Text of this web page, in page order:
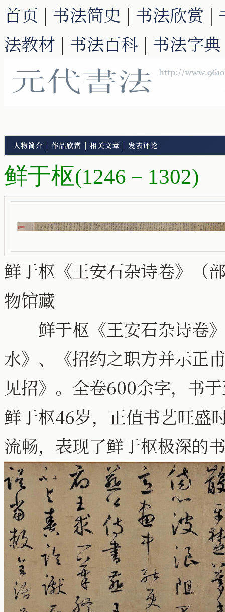
首页 | 书法简史 | 书法欣赏 |
法教材 | 书法百科 | 书法字典
人物简介 | 作品欣赏 | 相关文章 | 发表评论
鲜于枢(1246－1302)
鲜于枢《王安石杂诗卷》（
物馆藏
鲜于枢《王安石杂诗卷》
水》、《招约之职方并示正
见招》。全卷600余字，书
鲜于枢46岁，正值书艺旺盛
流畅，表现了鲜于枢极深